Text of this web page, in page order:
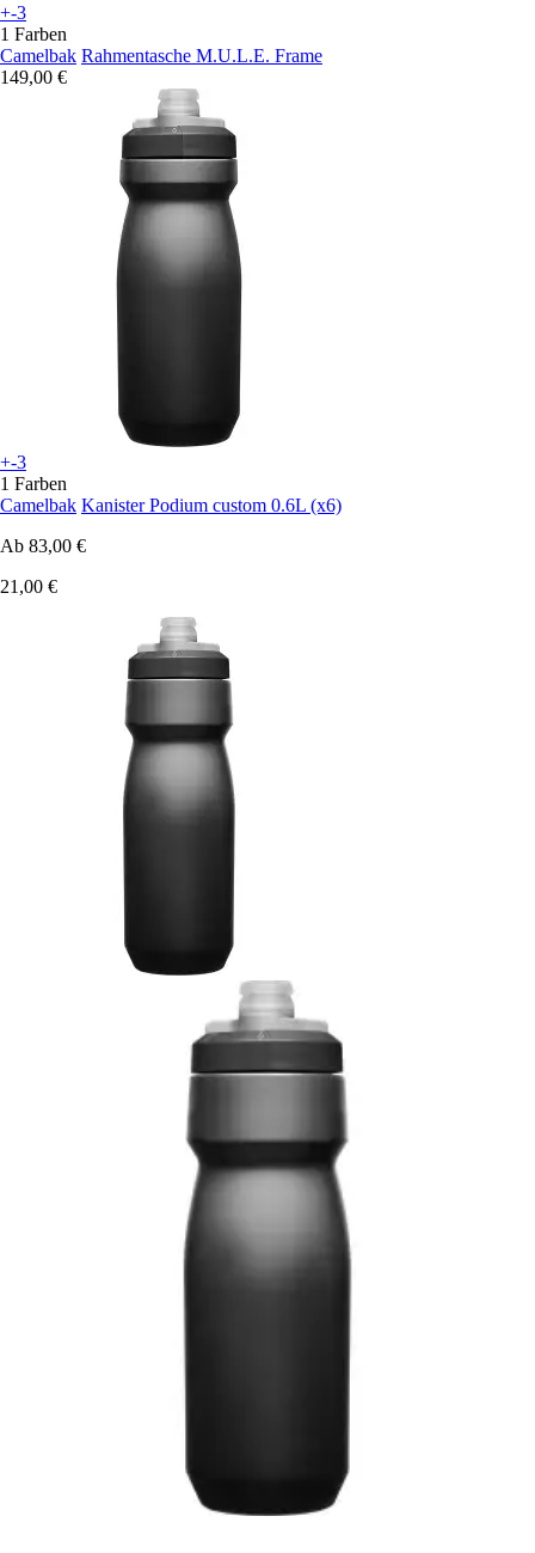
+-3
1 Farben
Camelbak Rahmentasche M.U.L.E. Frame
149,00 €
+-3
1 Farben
Camelbak Kanister Podium custom 0.6L (x6)
Ab 83,00 €
21,00 €